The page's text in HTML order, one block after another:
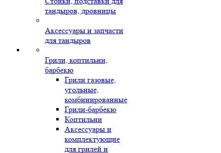
тандыров, дровницы
Аксессуары и запчасти
для тандыров
Грили, коптильни,
барбекю
Грили газовые,
угольные,
комбинированные
Грили-барбекю
Коптильни
Аксессуары и
комплектующие
для грилей и